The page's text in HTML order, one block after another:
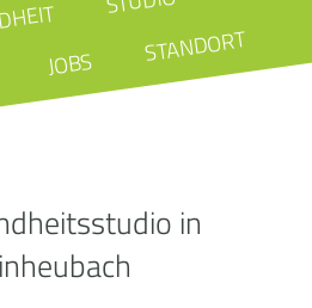
JOBS STANDORT
in